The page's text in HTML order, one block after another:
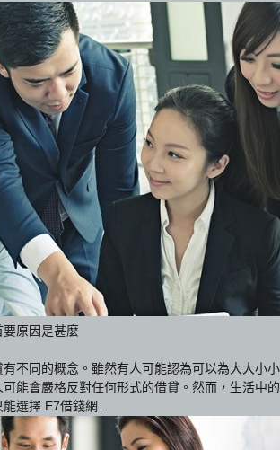
原因是甚麼
不同的概念。雖然有人可能認為可以為大大小小
能會嚴格反對任何形式的借貸。然而，生活中的
選擇 E7借錢網...